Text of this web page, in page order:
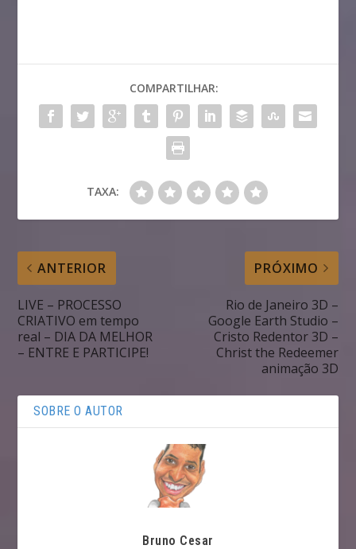
COMPARTILHAR:
TAXA:
ANTERIOR
LIVE – PROCESSO
CRIATIVO em tempo
real – DIA DA MELHOR
– ENTRE E PARTICIPE!
PRÓXIMO
Rio de Janeiro 3D –
Google Earth Studio –
Cristo Redentor 3D –
Christ the Redeemer
animação 3D
SOBRE O AUTOR
Bruno Cesar